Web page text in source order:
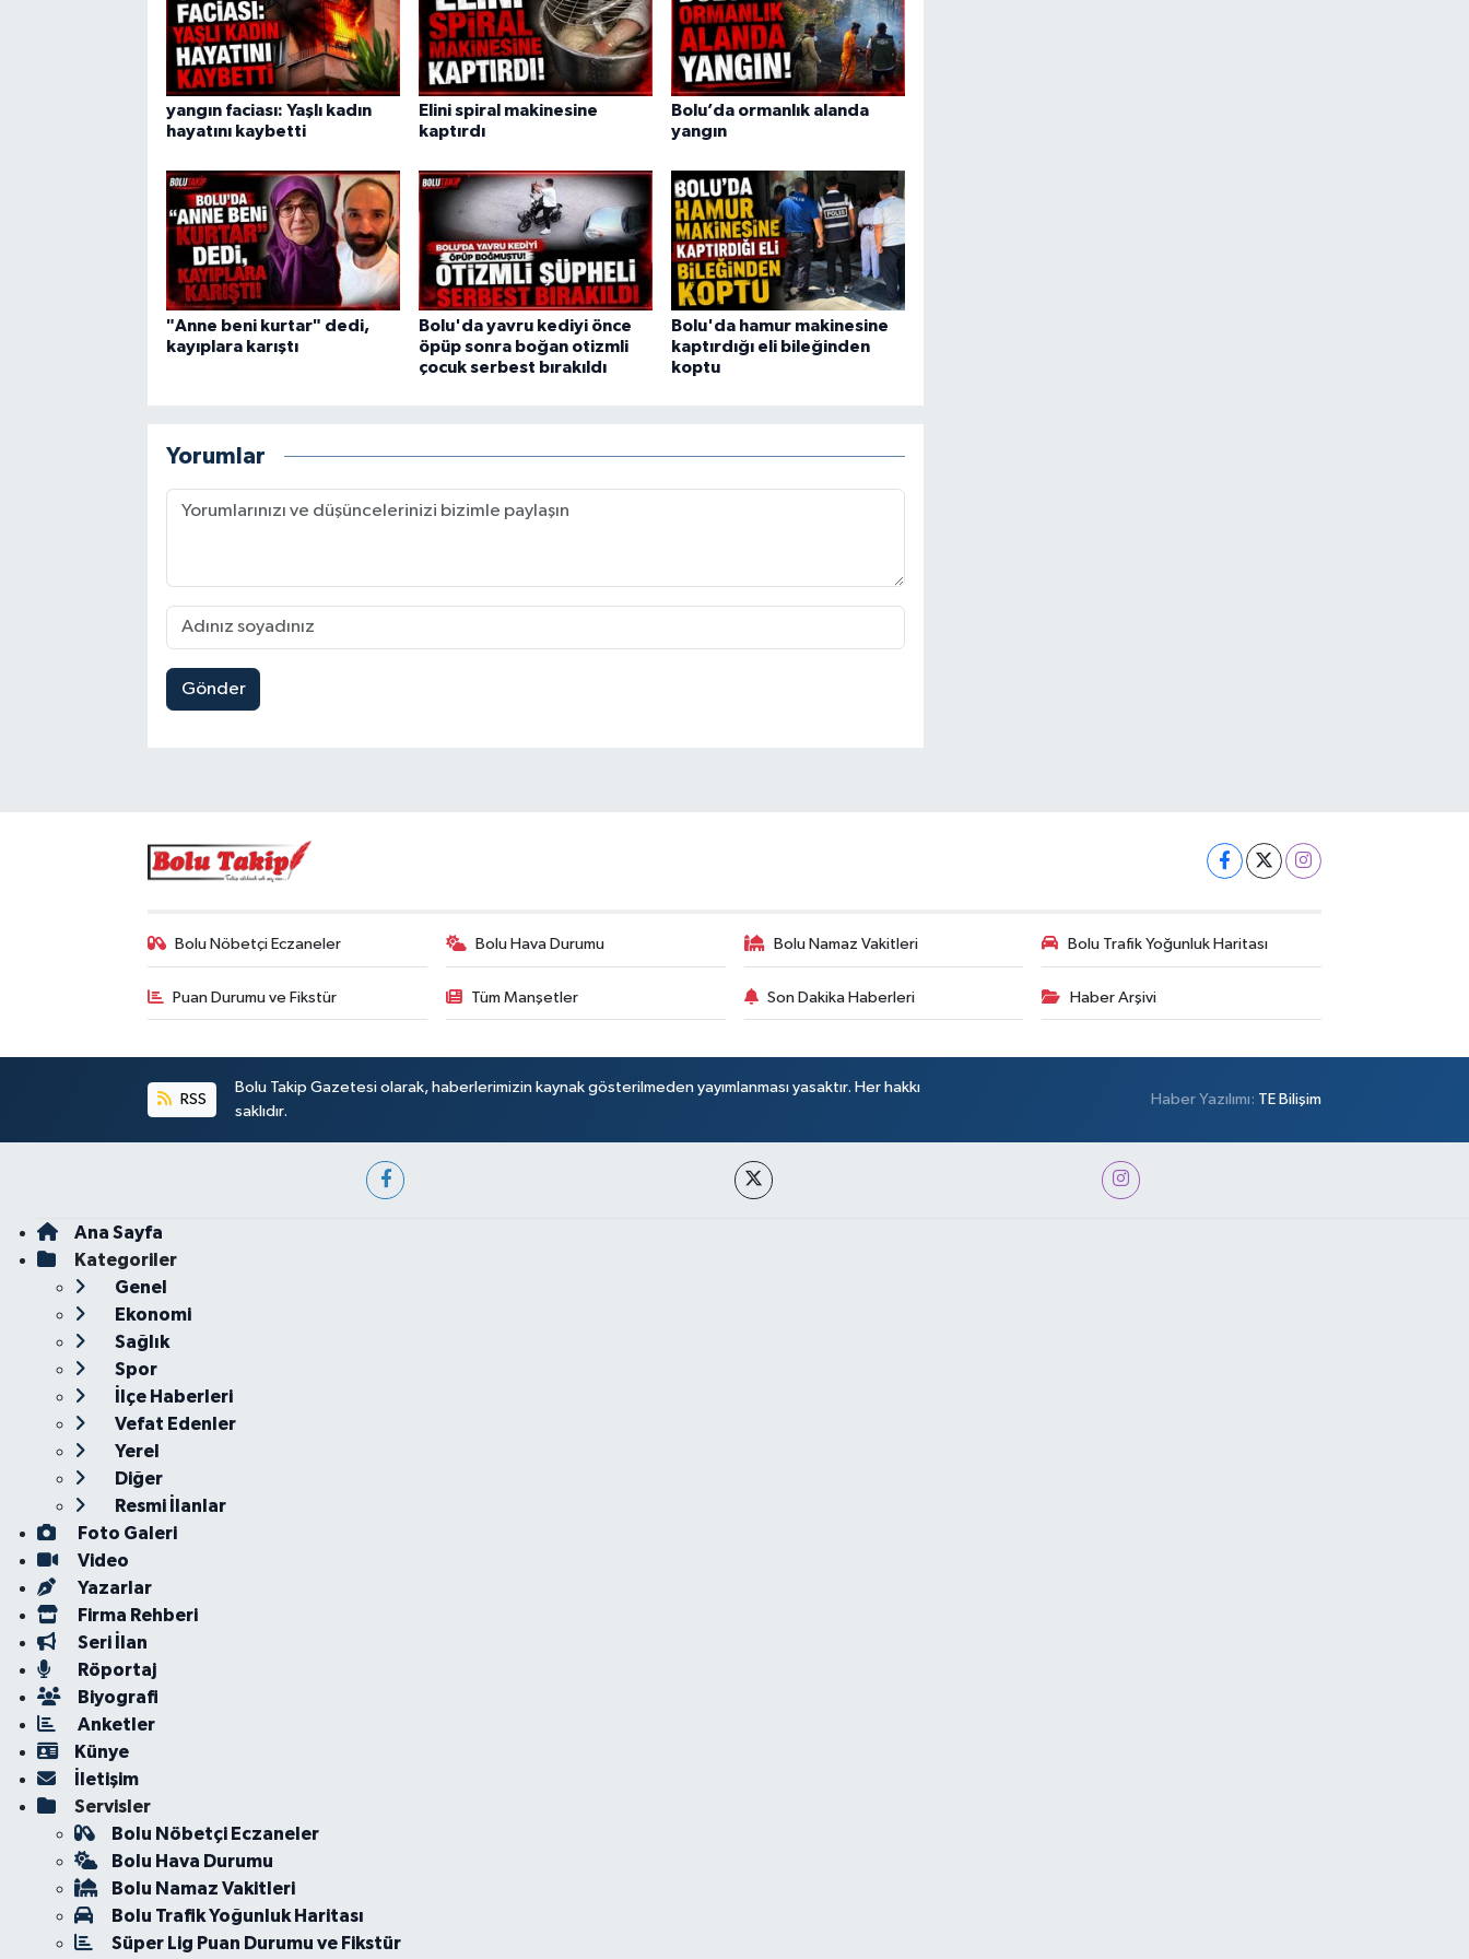
yangın faciası: Yaşlı kadın
hayatını kaybetti
Elini spiral makinesine
kaptırdı
Bolu’da ormanlık alanda
yangın
"Anne beni kurtar" dedi,
kayıplara karıştı
Bolu'da yavru kediyi önce
öpüp sonra boğan otizmli
çocuk serbest bırakıldı
Bolu'da hamur makinesine
kaptırdığı eli bileğinden
koptu
Yorumlar
Gönder
Bolu Nöbetçi Eczaneler Bolu Hava Durumu Bolu Namaz Vakitleri Bolu Trafik Yoğunluk Haritası
Puan Durumu ve Fikstür Tüm Manşetler Son Dakika Haberleri Haber Arşivi
RSS
Bolu Takip Gazetesi olarak, haberlerimizin kaynak gösterilmeden yayımlanması yasaktır. Her hakkı
saklıdır.
Haber Yazılımı: TE Bilişim
Ana Sayfa
Kategoriler
Genel
Ekonomi
Sağlık
Spor
İlçe Haberleri
Vefat Edenler
Yerel
Diğer
Resmi İlanlar
Foto Galeri
Video
Yazarlar
Firma Rehberi
Seri İlan
Röportaj
Biyografi
Anketler
Künye
İletişim
Servisler
Bolu Nöbetçi Eczaneler
Bolu Hava Durumu
Bolu Namaz Vakitleri
Bolu Trafik Yoğunluk Haritası
Süper Lig Puan Durumu ve Fikstür